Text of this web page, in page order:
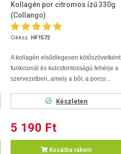
Kollagén por citromos ízű 330g
(Collangoִ)
Cikksz. HF1572
A kollagén elsődlegesen kötőszövetként
funkcionál és kulcsfontosságú fehérje a
szervezetben, amely a bőr, a porco...
Készleten
5 190 Ft
Kosárba rakom